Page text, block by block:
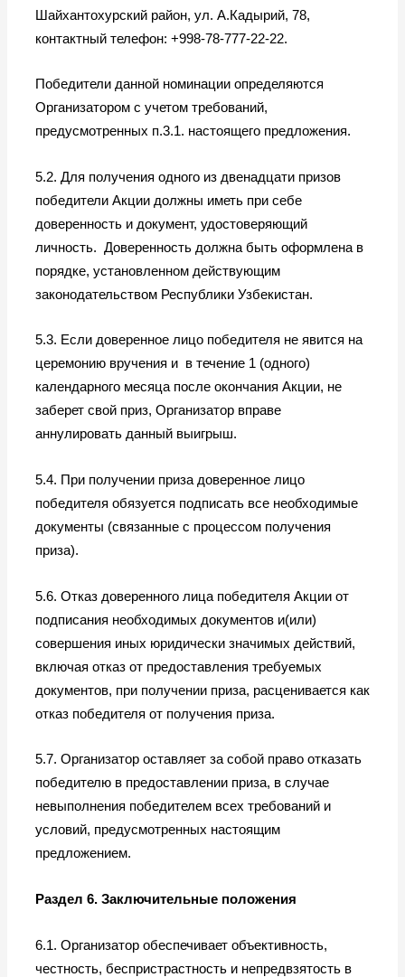
Шайхантохурский район, ул. А.Кадырий, 78,
контактный телефон: +998-78-777-22-22.
Победители данной номинации определяются
Организатором с учетом требований,
предусмотренных п.3.1. настоящего предложения.
5.2. Для получения одного из двенадцати призов
победители Акции должны иметь при себе
доверенность и документ, удостоверяющий
личность. Доверенность должна быть оформлена в
порядке, установленном действующим
законодательством Республики Узбекистан.
5.3. Если доверенное лицо победителя не явится на
церемонию вручения и в течение 1 (одного)
календарного месяца после окончания Акции, не
заберет свой приз, Организатор вправе
аннулировать данный выигрыш.
5.4. При получении приза доверенное лицо
победителя обязуется подписать все необходимые
документы (связанные с процессом получения
приза).
5.6. Отказ доверенного лица победителя Акции от
подписания необходимых документов и(или)
совершения иных юридически значимых действий,
включая отказ от предоставления требуемых
документов, при получении приза, расценивается как
отказ победителя от получения приза.
5.7. Организатор оставляет за собой право отказать
победителю в предоставлении приза, в случае
невыполнения победителем всех требований и
условий, предусмотренных настоящим
предложением.
Раздел 6. Заключительные положения
6.1. Организатор обеспечивает объективность,
честность, беспристрастность и непредвзятость в